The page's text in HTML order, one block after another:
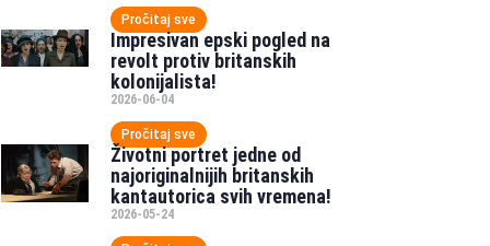
Pročitaj sve
Impresivan epski pogled na
revolt protiv britanskih
kolonijalista!
2026-06-04
Pročitaj sve
Životni portret jedne od
najoriginalnijih britanskih
kantautorica svih vremena!
2026-05-24